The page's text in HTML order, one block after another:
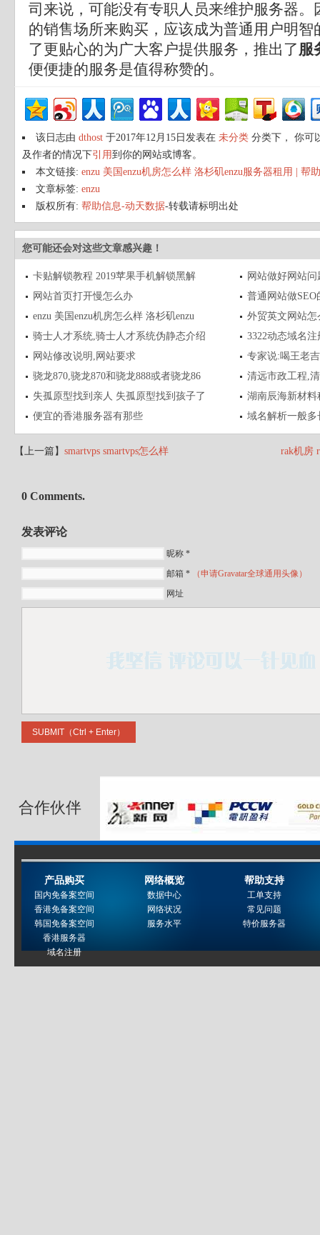
司来说，可能没有专职人员来维护服务器。
的销售场所来购买，应该成为普通用户明智
了更贴心的为广大客户提供服务，推出了 服
便便捷的服务是值得称赞的。
该日志由 dthost 于2017年12月15日发表在 未分类 分类下， 你可
及作者的情况下引用到你的网站或博客。
本文链接: enzu 美国enzu机房怎么样 洛杉矶enzu服务器租用 | 帮
文章标签: enzu
版权所有: 帮助信息-动天数据-转载请标明出处
您可能还会对这些文章感兴趣！
卡贴解锁教程 2019苹果手机解锁黑解
网站做好网站
网站首页打开慢怎么办
普通网站做SEO
enzu 美国enzu机房怎么样 洛杉矶enzu
外贸英文网站怎
骑士人才系统,骑士人才系统伪静态介绍
3322动态域名
网站修改说明,网站要求
专家说:喝王老
骁龙870,骁龙870和骁龙888或者骁龙86
清远市政工程,
失孤原型找到亲人 失孤原型找到孩子了
湖南辰海新材
便宜的香港服务器有那些
域名解析一般多
【上一篇】 smartvps smartvps怎么样 rak机房
0 Comments.
发表评论
昵称 *
邮箱 *
（申请Gravatar全球通用头像）
网址
合作伙伴
产品购买
国内免备案空间
香港免备案空间
韩国免备案空间
香港服务器
域名注册
网络概览
数据中心
网络状况
服务水平
帮助支持
工单支持
常见问题
特价服务器